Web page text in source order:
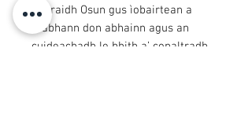
adhraidh Osun gus ìobairtean a
thabhann don abhainn agus an
cuideachadh le bhith a’ conaltradh